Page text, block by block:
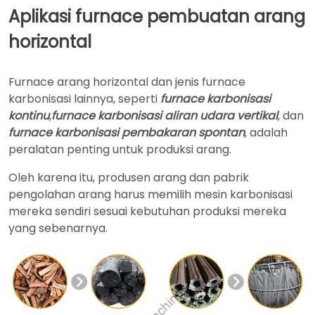
Aplikasi furnace pembuatan arang
horizontal
Furnace arang horizontal dan jenis furnace
karbonisasi lainnya, seperti furnace karbonisasi
kontinu,furnace karbonisasi aliran udara vertikal, dan
furnace karbonisasi pembakaran spontan, adalah
peralatan penting untuk produksi arang.
Oleh karena itu, produsen arang dan pabrik
pengolahan arang harus memilih mesin karbonisasi
mereka sendiri sesuai kebutuhan produksi mereka
yang sebenarnya.